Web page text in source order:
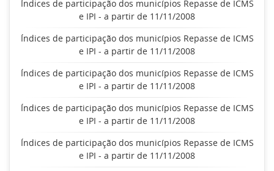
Índices de participação dos municípios Repasse de ICMS
e IPI - a partir de 11/11/2008
Índices de participação dos municípios Repasse de ICMS
e IPI - a partir de 11/11/2008
Índices de participação dos municípios Repasse de ICMS
e IPI - a partir de 11/11/2008
Índices de participação dos municípios Repasse de ICMS
e IPI - a partir de 11/11/2008
Índices de participação dos municípios Repasse de ICMS
e IPI - a partir de 11/11/2008